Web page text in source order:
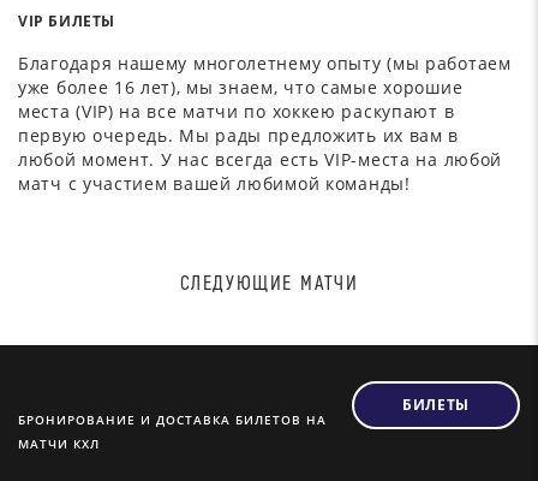
VIP БИЛЕТЫ
Благодаря нашему многолетнему опыту (мы работаем
уже более 16 лет), мы знаем, что самые хорошие
места (VIP) на все матчи по хоккею раскупают в
первую очередь. Мы рады предложить их вам в
любой момент. У нас всегда есть VIP-места на любой
матч с участием вашей любимой команды!
СЛЕДУЮЩИЕ МАТЧИ
БРОНИРОВАНИЕ И ДОСТАВКА БИЛЕТОВ НА
МАТЧИ КХЛ
БИЛЕТЫ